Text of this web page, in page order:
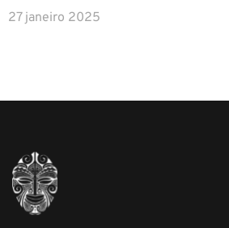
27 janeiro 2025